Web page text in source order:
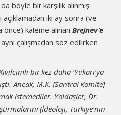
böyle bir karşılık alınmış
açıklamadan iki ay sonra (ve
önce) kaleme alınan Brejnev’e
çalışmadan söz edilirken
bir kez daha ‘Yukarı’ya
Ancak, M.K. [Santral Komite]
istemediler. Yoldaşlar, Dr.
(İdeoloji, Türkiye’nin